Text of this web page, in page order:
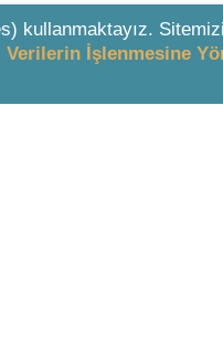
kullanmaktayız.
Verilerin İşlenmesine